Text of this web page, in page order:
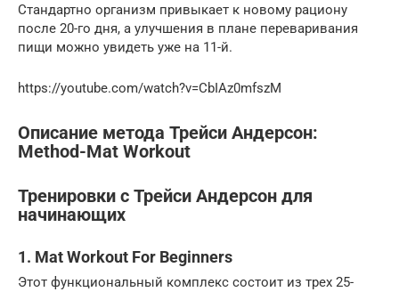
Стандартно организм привыкает к новому рациону
после 20-го дня, а улучшения в плане переваривания
пищи можно увидеть уже на 11-й.
https://youtube.com/watch?v=CbIAz0mfszM
Описание метода Трейси Андерсон:
Method-Mat Workout
Тренировки с Трейси Андерсон для
начинающих
1. Mat Workout For Beginners
Этот функциональный комплекс состоит из трех 25-